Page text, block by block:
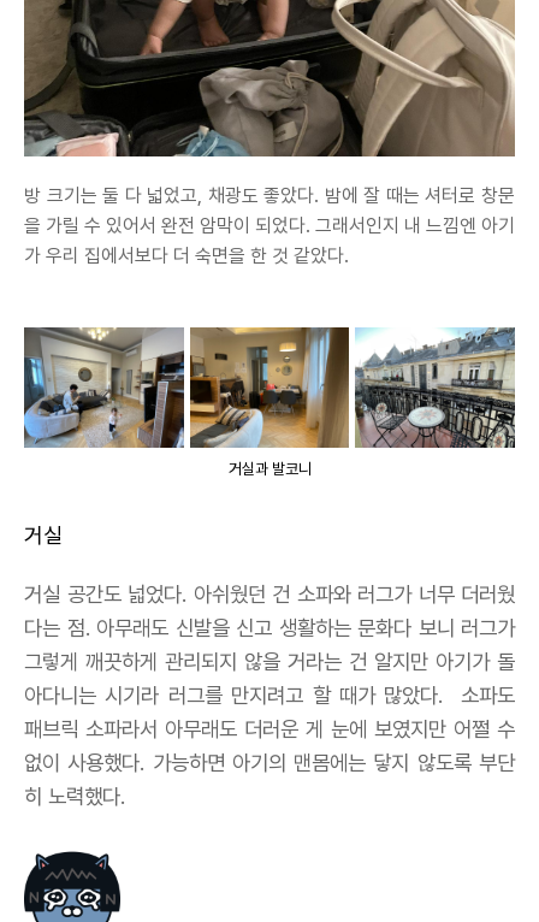
방 크기는 둘 다 넓었고, 채광도 좋았다. 밤에 잘 때는 셔터로 창문
을 가릴 수 있어서 완전 암막이 되었다. 그래서인지 내 느낌엔 아기
가 우리 집에서보다 더 숙면을 한 것 같았다.
거실과 발코니
거실
거실 공간도 넓었다. 아쉬웠던 건 소파와 러그가 너무 더러웠
다는 점. 아무래도 신발을 신고 생활하는 문화다 보니 러그가
그렇게 깨끗하게 관리되지 않을 거라는 건 알지만 아기가 돌
아다니는 시기라 러그를 만지려고 할 때가 많았다. 소파도
패브릭 소파라서 아무래도 더러운 게 눈에 보였지만 어쩔 수
없이 사용했다. 가능하면 아기의 맨몸에는 닿지 않도록 부단
히 노력했다.